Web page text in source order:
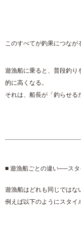
このすべてが釣果につなが
遊漁船に乗ると、普段釣り
的に高くなる。
それは、船長が「釣らせる
■ 遊漁船ごとの違い──ス
遊漁船はどれも同じではな
例えば以下のようにスタイ